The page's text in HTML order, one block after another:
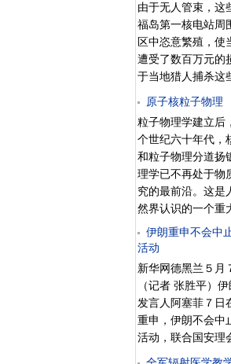
任、国家原子能机
勤出席开幕式并致
核工业集团公司总
新在开幕式上发表
话。 孙勤在致
出，作为世界核能
部分，中国的和平
事业在过去二十多
了长足的进步，形
核电、核燃料循环
应用等在内的完整
体系。随着中国经
全、清洁的能源选
核能对中国社会和
的重要作用已日渐
前，中国政府已决
作为中国新
由于无人管束，这
福岛第一核电站周
区中恣意繁殖，使
遭受了数百万元的
于当地猎人捕杀这
污染的动物的速度
近年来，福岛野猪
长了330%。 近年
野猪的数量增长了
对该地区的农业造
高达62万英镑（约
人民币）。近年来
猪的数量增长了
该地区的农业造成
达62万英镑(约合
币)。 当地机构正在
人们对这些野猪进
但它们繁殖的速度
们可以说是束手无
机构正在呼吁猎人
原子核粒子物理
粒子物理学建立后
个世纪六十年代，
和粒子物理分道扬
理学已不再处于物
究的最前沿。这是
然界认识的一个重
也是近代物理学的
剧。原子核是微观
石，在某种意义上
是基本粒子理论或
都应该建立在原子
础上。原子只是原
外空间(0.1纳米)的
象，而且是一种特
伊朗重申不会中
活动
新华网德黑兰５月
（记者 张胜平）
发言人阿塞菲７日
重申，伊朗不会中
活动，联合国安理
问题上的介入是不